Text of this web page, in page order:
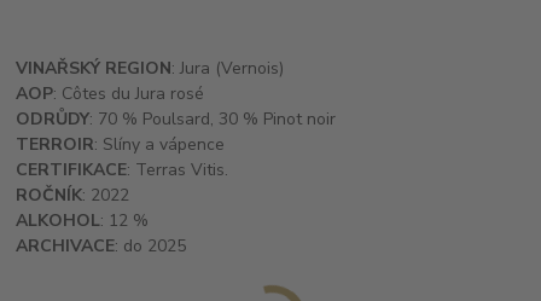
VINAŘSKÝ REGION: Jura (Vernois)
AOP: Côtes du Jura rosé
ODRŮDY: 70 % Poulsard, 30 % Pinot noir
TERROIR: Slíny a vápence
CERTIFIKACE: Terras Vitis.
ROČNÍK: 2022
ALKOHOL: 12 %
ARCHIVACE: do 2025